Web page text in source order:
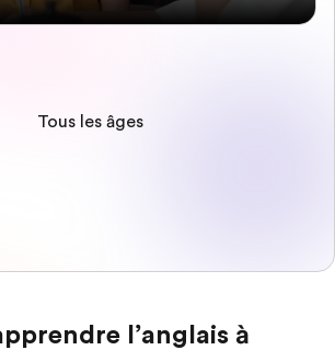
Tous les âges
l’anglais à